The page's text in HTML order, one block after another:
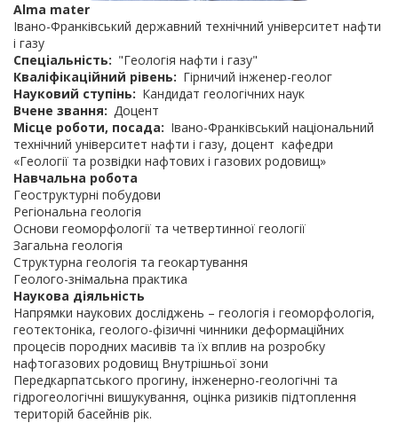
Alma mater
Івано-Франківський державний технічний університет нафти
і газу
Спеціальність
"Геологія нафти і газу"
Кваліфікаційний рівень
Гірничий інженер-геолог
Науковий ступінь
Кандидат геологічних наук
Вчене звання
Доцент
Місце роботи, посада
Івано-Франківський національний
технічний університет нафти і газу, доцент кафедри
«Геології та розвідки нафтових і газових родовищ»
Навчальна робота
Геоструктурні побудови
Регіональна геологія
Основи геоморфології та четвертинної геології
Загальна геологія
Структурна геологія та геокартування
Геолого-знімальна практика
Наукова діяльність
Напрямки наукових досліджень – геологія і геоморфологія,
геотектоніка, геолого-фізичні чинники деформаційних
процесів породних масивів та їх вплив на розробку
нафтогазових родовищ Внутрішньої зони
Передкарпатського прогину, інженерно-геологічні та
гідрогеологічні вишукування, оцінка ризиків підтоплення
територій басейнів рік.